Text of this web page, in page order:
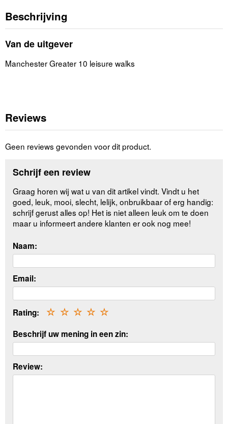
Beschrijving
Van de uitgever
Manchester Greater 10 leisure walks
Reviews
Geen reviews gevonden voor dit product.
Schrijf een review
Graag horen wij wat u van dit artikel vindt. Vindt u het
goed, leuk, mooi, slecht, lelijk, onbruikbaar of erg handig:
schrijf gerust alles op! Het is niet alleen leuk om te doen
maar u informeert andere klanten er ook nog mee!
Naam:
Email:
Rating: ☆
☆
☆
☆
☆
Beschrijf uw mening in een zin:
Review: